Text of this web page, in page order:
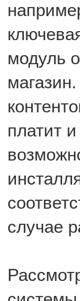
модуль
платит
случае